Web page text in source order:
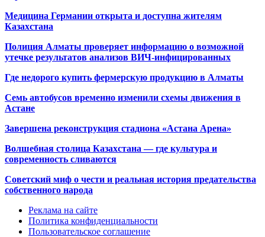
Медицина Германии открыта и доступна жителям
Казахстана
Полиция Алматы проверяет информацию о возможной
утечке результатов анализов ВИЧ-инфицированных
Где недорого купить фермерскую продукцию в Алматы
Семь автобусов временно изменили схемы движения в
Астане
Завершена реконструкция стадиона «Астана Арена»
Волшебная столица Казахстана — где культура и
современность сливаются
Советский миф о чести и реальная история предательства
собственного народа
Реклама на сайте
Политика конфиденциальности
Пользовательское соглашение